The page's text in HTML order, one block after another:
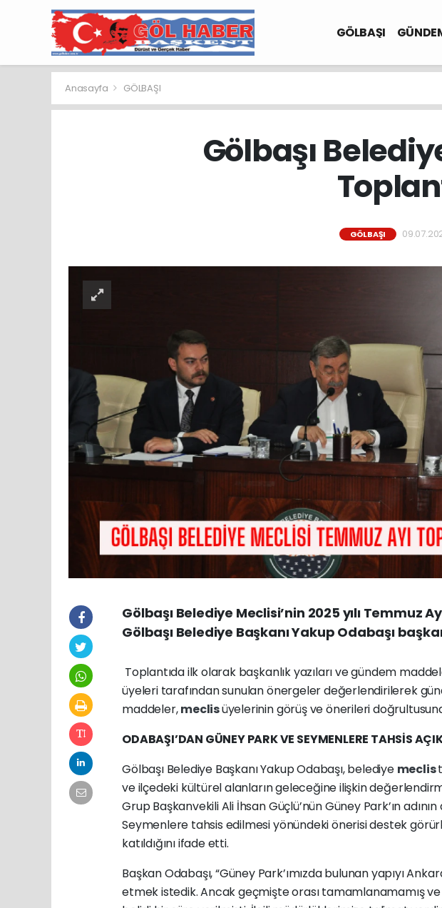
GÖLBAŞI
Anasayfa GÖLBAŞI
Gölbaşı
GÖLBAŞI
Gölbaşı Belediye Meclisi’nin 2025 yılı Temmuz
Gölbaşı Belediye Başkanı Yakup Odabaşı
Toplantıda ilk olarak başkanlık yazıları ve gündem
üyeleri tarafından sunulan önergeler değerlendirilerek
maddeler,meclisüyelerinin görüş ve önerileri
ODABAŞI’DAN GÜNEY PARK VE SEYMENLERE TAHSİS
Gölbaşı Belediye Başkanı Yakup Odabaşı, belediye meclis
ve ilçedeki kültürel alanların geleceğine ilişkin
Grup Başkanvekili Ali İhsan Güçlü’nün Güney Park’ın
Seymenlere tahsis edilmesi yönündeki önerisi destek
katıldığını ifade etti.
Başkan Odabaşı, “Güney Park’ımızda bulunan yapıyı
etmek istedik. Ancak geçmişte orası tamamlanamamış